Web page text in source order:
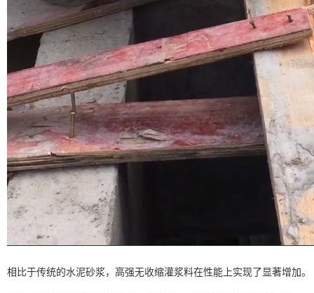
相比于传统的水泥砂浆，高强无收缩灌浆料在性能上实现了显著增加。